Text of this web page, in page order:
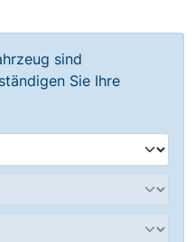
sind
Sie Ihre